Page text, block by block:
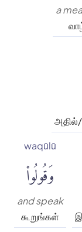
a
waqūlū
وَقُولُوا۟
and speak
கூறுங்கள்